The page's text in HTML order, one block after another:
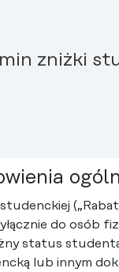
zniżki
do osób
status
lub innym